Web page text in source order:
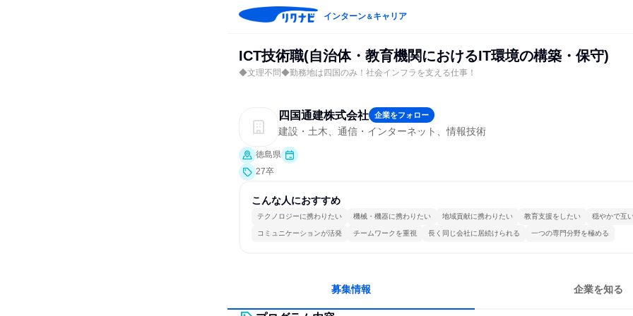
インターン＆キャリア
ICT技術職(自治体・教育機関におけるIT環境の構築・保守)
◆文理不問◆勤務地は四国のみ！社会インフラを支える仕事！
四国通建株式会社 企業をフォロー
建設・土木、通信・インターネット、情報技術
徳島県
27卒
こんな人におすすめ
テクノロジーに携わりたい 機械・機器に携わりたい 地域貢献に携わりたい 教育支援をしたい 穏やかで互
コミュニケーションが活発 チームワークを重視 長く同じ会社に居続けられる 一つの専門分野を極める
募集情報 企業を知る